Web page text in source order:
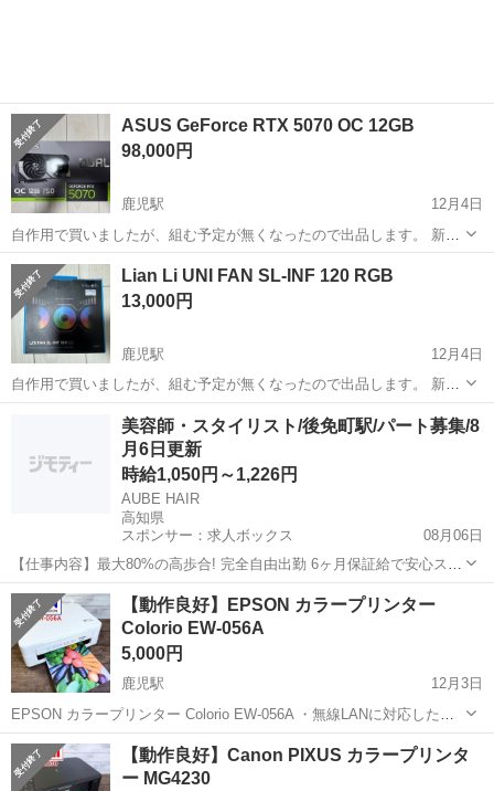
ASUS GeForce RTX 5070 OC 12GB
98,000円
鹿児駅
12月4日
自作用で買いましたが、組む予定が無くなったので出品します。 新品
未開封です。
高知 高知市
Lian Li UNI FAN SL-INF 120 RGB
13,000円
鹿児駅
12月4日
自作用で買いましたが、組む予定が無くなったので出品します。 新品
未開封です。
鹿児駅 PCパーツ FAN
美容師・スタイリスト/後免町駅/パート募集/8
月6日更新
時給1,050円～1,226円
AUBE HAIR
高知県
スポンサー：求人ボックス
08月06日
【仕事内容】最大80%の高歩合! 完全自由出勤 6ヶ月保証給で安心スタ
ート <募集職種> 美容師 <仕事内容> サロン内業務全般 希望や適性に
応じて、 店舗運営・スタッフ管理などの マネジメント業務にも携われ
ます <必要経験> ス...
アルバイト・パート
【動作良好】EPSON カラープリンター
Colorio EW-056A
5,000円
鹿児駅
12月3日
EPSON カラープリンター Colorio EW-056A ・無線LANに対応したシ
ンプルモデルのA4インクジェットプリンタ。スマホにある写真やPDF
などの文書をすぐプリントでき、接続も簡単 ・文字に強い顔料ブラッ
クイ...
高知 南国市 鹿児駅 プリンター
【動作良好】Canon PIXUS カラープリンタ
ー MG4230